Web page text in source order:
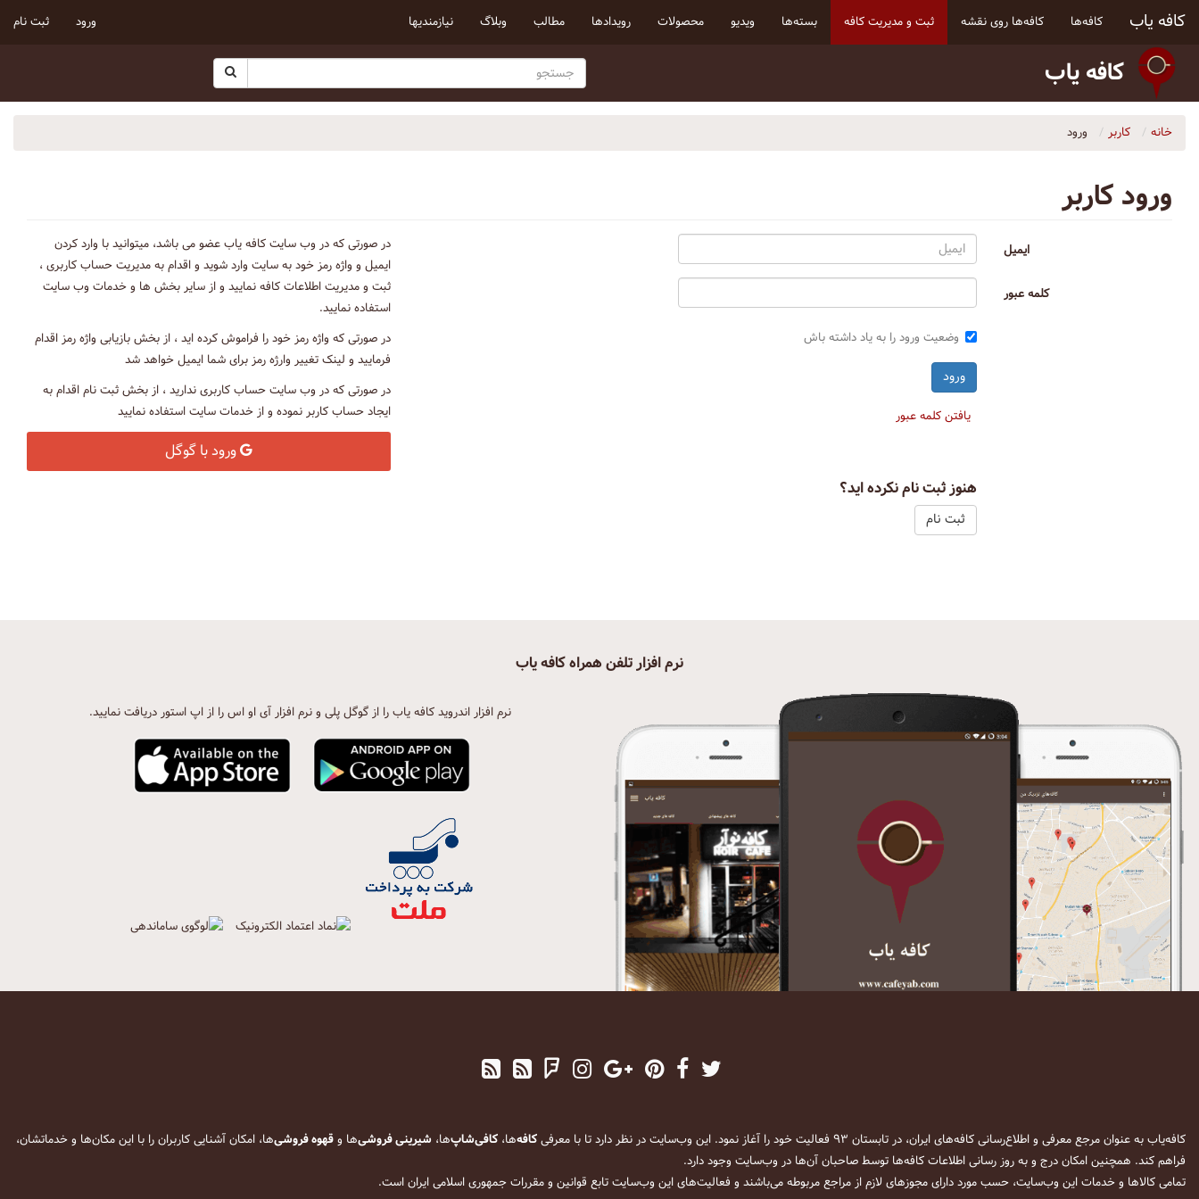
کافه یاب کافه‌ها کافه‌ها روی نقشه ثبت و مدیریت کافه بسته‌ها ویدیو محصولات رویداد‌ها مطالب وبلاگ نیازمندیها ورود ثبت نام
کافه یاب
خانه کاربر ورود
ورود کاربر
ایمیل
کلمه عبور
وضعیت ورود را به یاد داشته باش
یافتن کلمه عبور
هنوز ثبت نام نکرده اید؟
ثبت نام
در صورتی که در وب سایت کافه یاب عضو می باشد، میتوانید با وارد کردن
ایمیل و واژه رمز خود به سایت وارد شوید و اقدام به مدیریت حساب کاربری ،
ثبت و مدیریت اطلاعات کافه نمایید و از سایر بخش ها و خدمات وب سایت
استفاده نمایید.
در صورتی که واژه رمز خود را فراموش کرده اید ، از بخش بازیابی واژه رمز اقدام
فرمایید و لینک تغییر وارژه رمز برای شما ایمیل خواهد شد
در صورتی که در وب سایت حساب کاربری ندارید ، از بخش ثبت نام اقدام به
ایجاد حساب کاربر نموده و از خدمات سایت استفاده نمایید
ورود با گوگل
نرم افزار تلفن همراه کافه یاب
نرم افزار اندروید کافه یاب را از گوگل پلی و نرم افزار آی او اس را از اپ استور دریافت نمایید.
کافه‌یاب به عنوان مرجع معرفی و اطلاع‌رسانی کافه‌های ایران، در تابستان ۹۳ فعالیت خود را آغاز نمود. این وب‌سایت در نظر دارد تا با معرفی کافه‌ها، کافی‌شاپ‌ها، شیرینی فروشی‌ها وقهوه فروشی‌ها، امکان آشنایی کاربران را با این مکان‌ها و خدماتشان،
فراهم کند. همچنین امکان درج و به روز رسانی اطلاعات کافه‌ها توسط صاحبان آن‌ها در وب‌سایت وجود دارد.
تمامی کالاها و خدمات این وب‌سایت، حسب مورد دارای مجوزهای لازم از مراجع مربوطه می‌باشند و فعالیت‌های این وب‌سایت تابع قوانین و مقررات جمهوری اسلامی ایران است.